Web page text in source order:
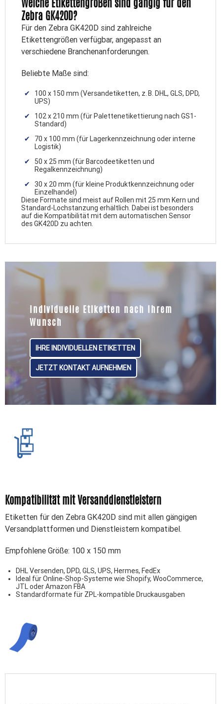
Zebra GK420D?
Für den Zebra GK420D sind zahlreiche
Etikettengrößen verfügbar, angepasst an
verschiedene Branchenanforderungen.
Beliebte Maße sind:
100 x 150 mm (Versandetiketten, z. B. DHL, GLS, DPD,
UPS)
102 x 210 mm (für Palettenetikettierung nach GS1-
Standard)
70 x 100 mm (für Lagerkennzeichnung oder interne
Logistik)
50 x 25 mm (für Barcodeetiketten und
Regalkennzeichnung)
30 x 20 mm (für kleine Produktkennzeichnung oder
Einzelhandel)
Diese Formate sind meist auf Rollen mit 25 mm Kern und
Standard-Lochstanzung erhältlich. Dabei ist besonders
auf die Kompatibilität mit dem automatischen Sensor
des GK420D zu achten.
Individuelle Etiketten nach Ihrem
Wunsch
IHRE INDIVIDUELLEN ETIKETTEN
JETZT KONTAKT AUFNEHMEN
Kompatibilität mit Versanddienstleistern
Etiketten für den Zebra GK420D sind mit allen gängigen
Versandplattformen und Dienstleistern kompatibel.
Empfohlene Größe: 100 x 150 mm
DHL Versenden, DPD, GLS, UPS, Hermes, FedEx
Ideal für Online-Shop-Systeme wie Shopify, WooCommerce,
JTL oder Amazon FBA
Standardformate für ZPL-kompatible Druckausgaben